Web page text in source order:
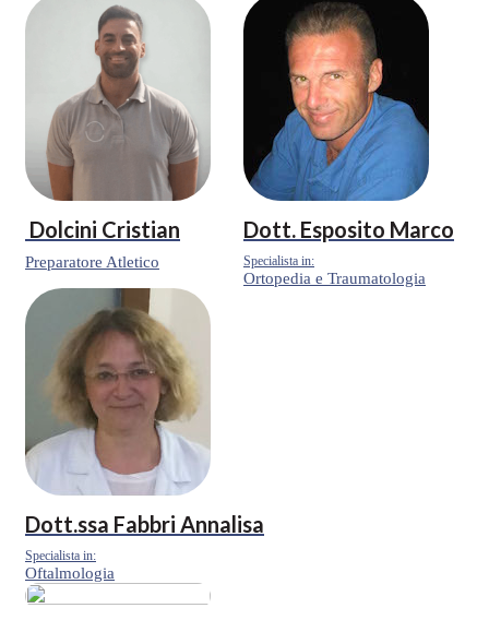
Dolcini Cristian
Preparatore Atletico
Dott. Esposito Marco
Specialista in:
Ortopedia e Traumatologia
Dott.ssa Fabbri Annalisa
Specialista in:
Oftalmologia